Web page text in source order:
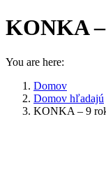
KONKA
You are here:
Domov
Domov hľadajú
KONKA – 9